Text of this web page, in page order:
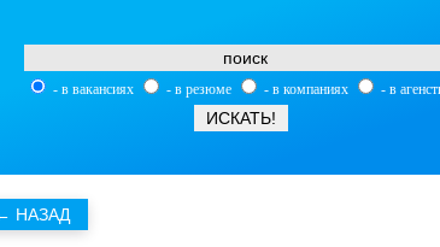
- в вакансиях - в резюме - в компаниях - в